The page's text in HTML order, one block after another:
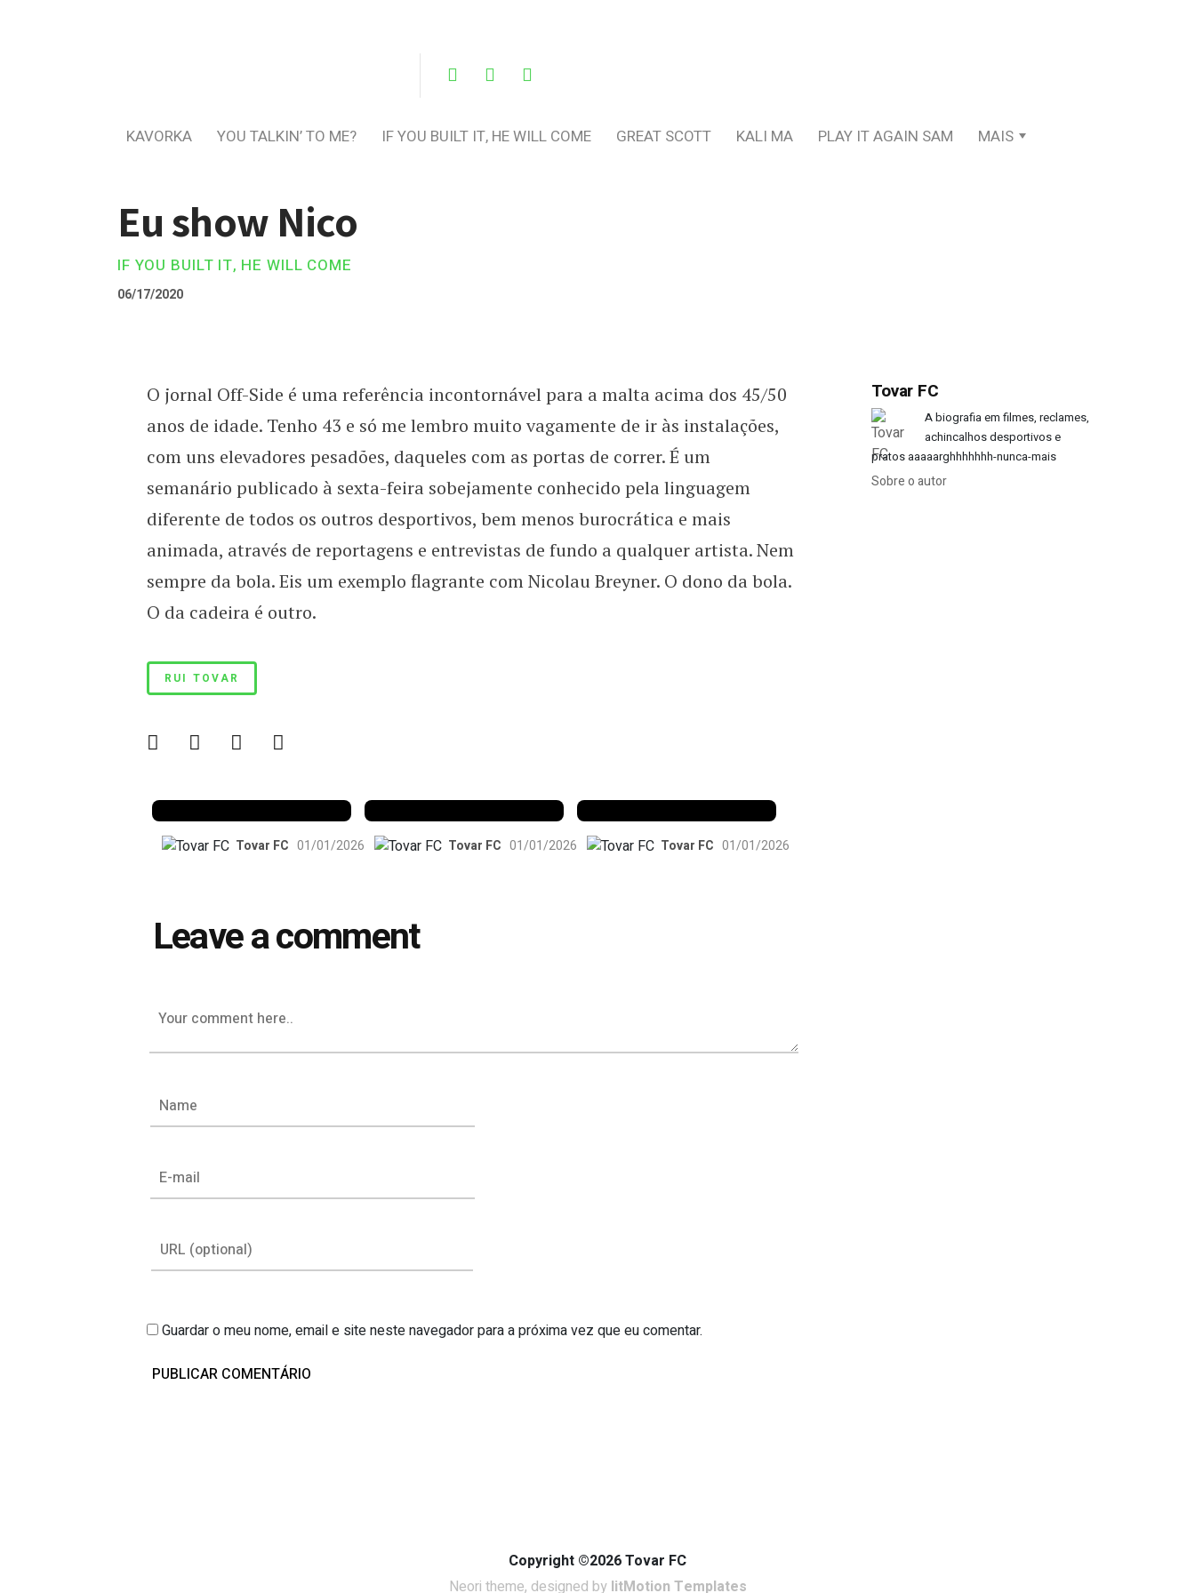
KAVORKA YOU TALKIN’ TO ME? IF YOU BUILT IT, HE WILL COME GREAT SCOTT KALI MA PLAY IT AGAIN SAM MAIS
Eu show Nico
IF YOU BUILT IT, HE WILL COME
06/17/2020
Eu show Nico
O jornal Off-Side é uma referência incontornável para a malta acima dos 45/50
anos de idade. Tenho 43 e só me lembro muito vagamente de ir às instalações,
com uns elevadores pesadões, daqueles com as portas de correr. É um
semanário publicado à sexta-feira sobejamente conhecido pela linguagem
diferente de todos os outros desportivos, bem menos burocrática e mais
animada, através de reportagens e entrevistas de fundo a qualquer artista. Nem
sempre da bola. Eis um exemplo flagrante com Nicolau Breyner. O dono da bola.
O da cadeira é outro.
RUI TOVAR
Tovar FC 01/01/2026 Tovar FC 01/01/2026 Tovar FC 01/01/2026
Leave a comment
Guardar o meu nome, email e site neste navegador para a próxima vez que eu comentar.
Tovar FC
A biografia em filmes, reclames,
achincalhos desportivos e
pratos aaaaarghhhhhhh-nunca-mais
Sobre o autor
Copyright ©2026 Tovar FC
Neori theme, designed by litMotion Templates